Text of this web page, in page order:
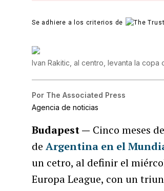
Se adhiere a los criterios de
Ivan Rakitic, al centro, levanta la copa
Por The Associated Press
Agencia de noticias
Budapest — Cinco meses
deArgentina en el
un cetro, al definir el
Europa League, con un